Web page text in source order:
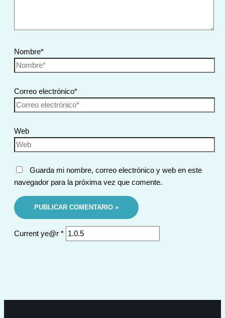
Nombre*
Correo electrónico*
Web
Guarda mi nombre, correo electrónico y web en este
navegador para la próxima vez que comente.
Current ye@r *